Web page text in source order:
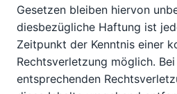
Gesetzen bleiben hiervon
diesbezügliche Haftung ist
Zeitpunkt der Kenntnis einer
Rechtsverletzung möglich.
entsprechenden